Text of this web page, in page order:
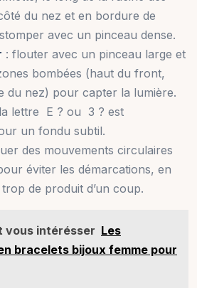
du nez et en bordure de
avec un pinceau dense.
: flouter avec un pinceau large et
bombées (haut du front,
du nez) pour capter la lumière.
lettre E ? ou 3 ? est
un fondu subtil.
des mouvements circulaires
éviter les démarcations, en
trop de produit d’un coup.
vous intérésser Les
bracelets bijoux femme pour